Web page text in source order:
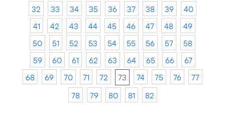
32
33 34 35 36 37 38 39
40
41
42 43 44 45 46 47 48
49
50
51 52 53 54 55 56 57
58
59
60 61 62 63 64 65 66
67
68
69 70 71 72 73 74 75 76
77
78
79 80 81 82